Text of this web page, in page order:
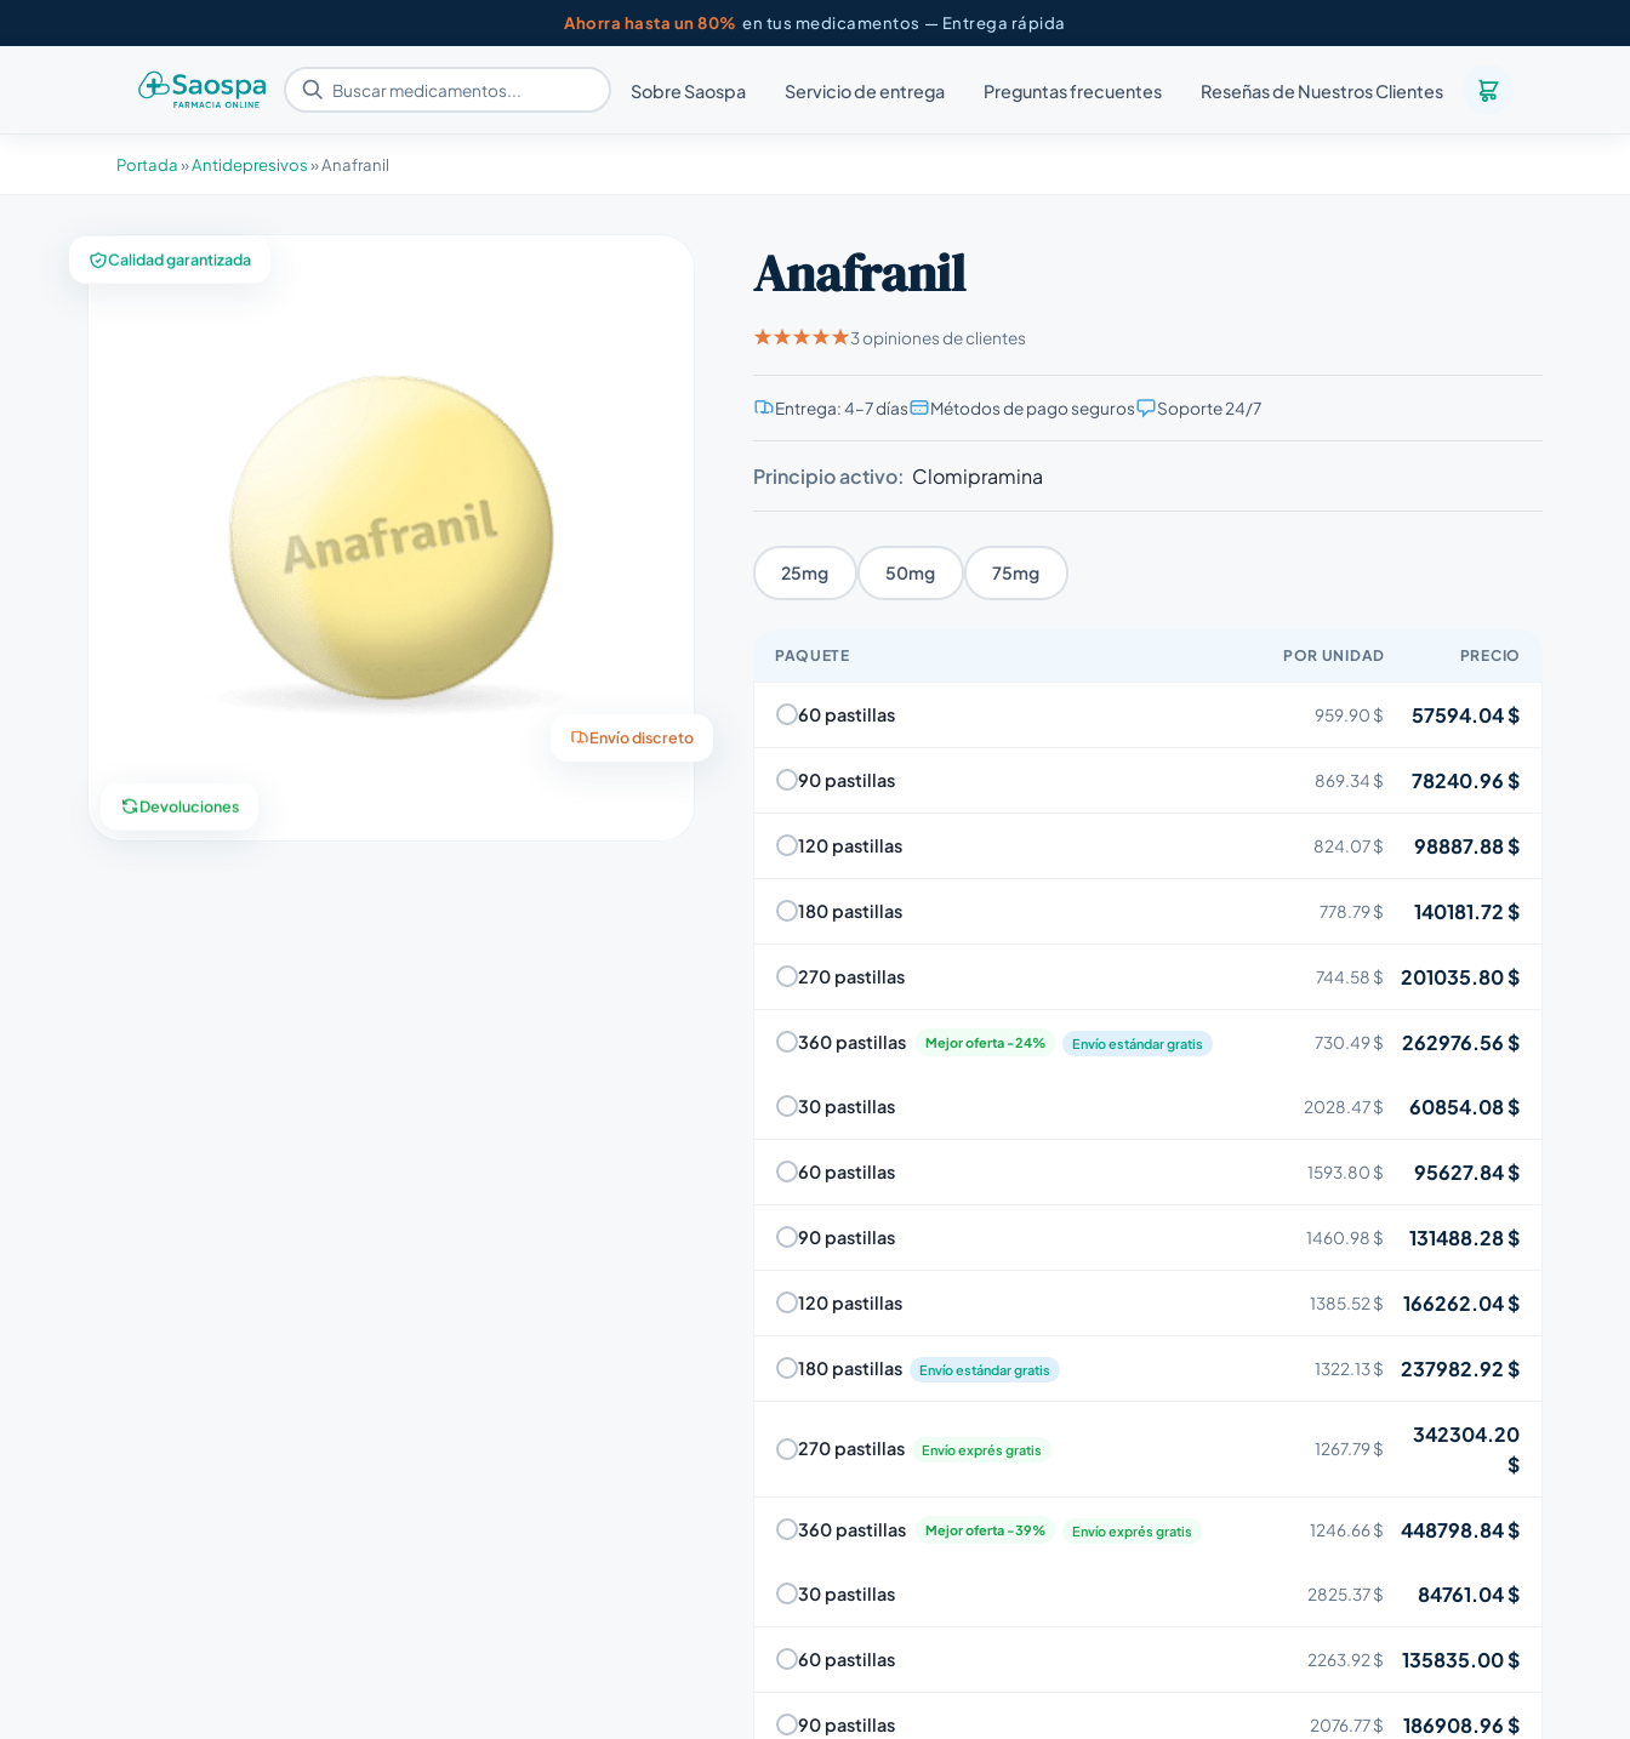
Ahorra hasta un 80% en tus medicamentos — Entrega rápida
Sobre Saospa Servicio de entrega Preguntas frecuentes Reseñas de Nuestros Clientes
Portada»Antidepresivos»Anafranil
Calidad garantizada
Envío discreto
Devoluciones
Anafranil
3 opiniones de clientes
Entrega: 4–7 días Métodos de pago seguros Soporte 24/7
Principio activo: Clomipramina
25mg 50mg 75mg
PAQUETE POR UNIDAD PRECIO
60 pastillas 959.90 $ 57594.04 $
90 pastillas 869.34 $ 78240.96 $
120 pastillas 824.07 $ 98887.88 $
180 pastillas 778.79 $ 140181.72 $
270 pastillas 744.58 $ 201035.80 $
360 pastillas Mejor oferta -24% Envío estándar gratis 730.49 $ 262976.56 $
30 pastillas 2028.47 $ 60854.08 $
60 pastillas 1593.80 $ 95627.84 $
90 pastillas 1460.98 $ 131488.28 $
120 pastillas 1385.52 $ 166262.04 $
180 pastillas Envío estándar gratis 1322.13 $ 237982.92 $
270 pastillas Envío exprés gratis 1267.79 $
342304.20
$
360 pastillas Mejor oferta -39% Envío exprés gratis 1246.66 $ 448798.84 $
30 pastillas 2825.37 $ 84761.04 $
60 pastillas 2263.92 $ 135835.00 $
90 pastillas 2076.77 $ 186908.96 $